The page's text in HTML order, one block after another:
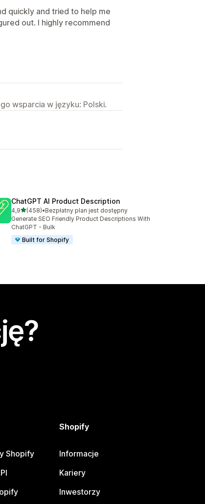
quickly and tried to help me
out. I highly recommend
wsparcia w języku: Polski.
ChatGPT AI Product Description
4,9na 5 gwiazdek
(458)
Łączna liczba recenzji: 458
•Bezpłatny plan jest dostępny
Generate SEO Friendly Product Descriptions With
ChatGPT - Bulk
Built for Shopify
Shopify
Shopify
Informacje
Kariery
Inwestorzy